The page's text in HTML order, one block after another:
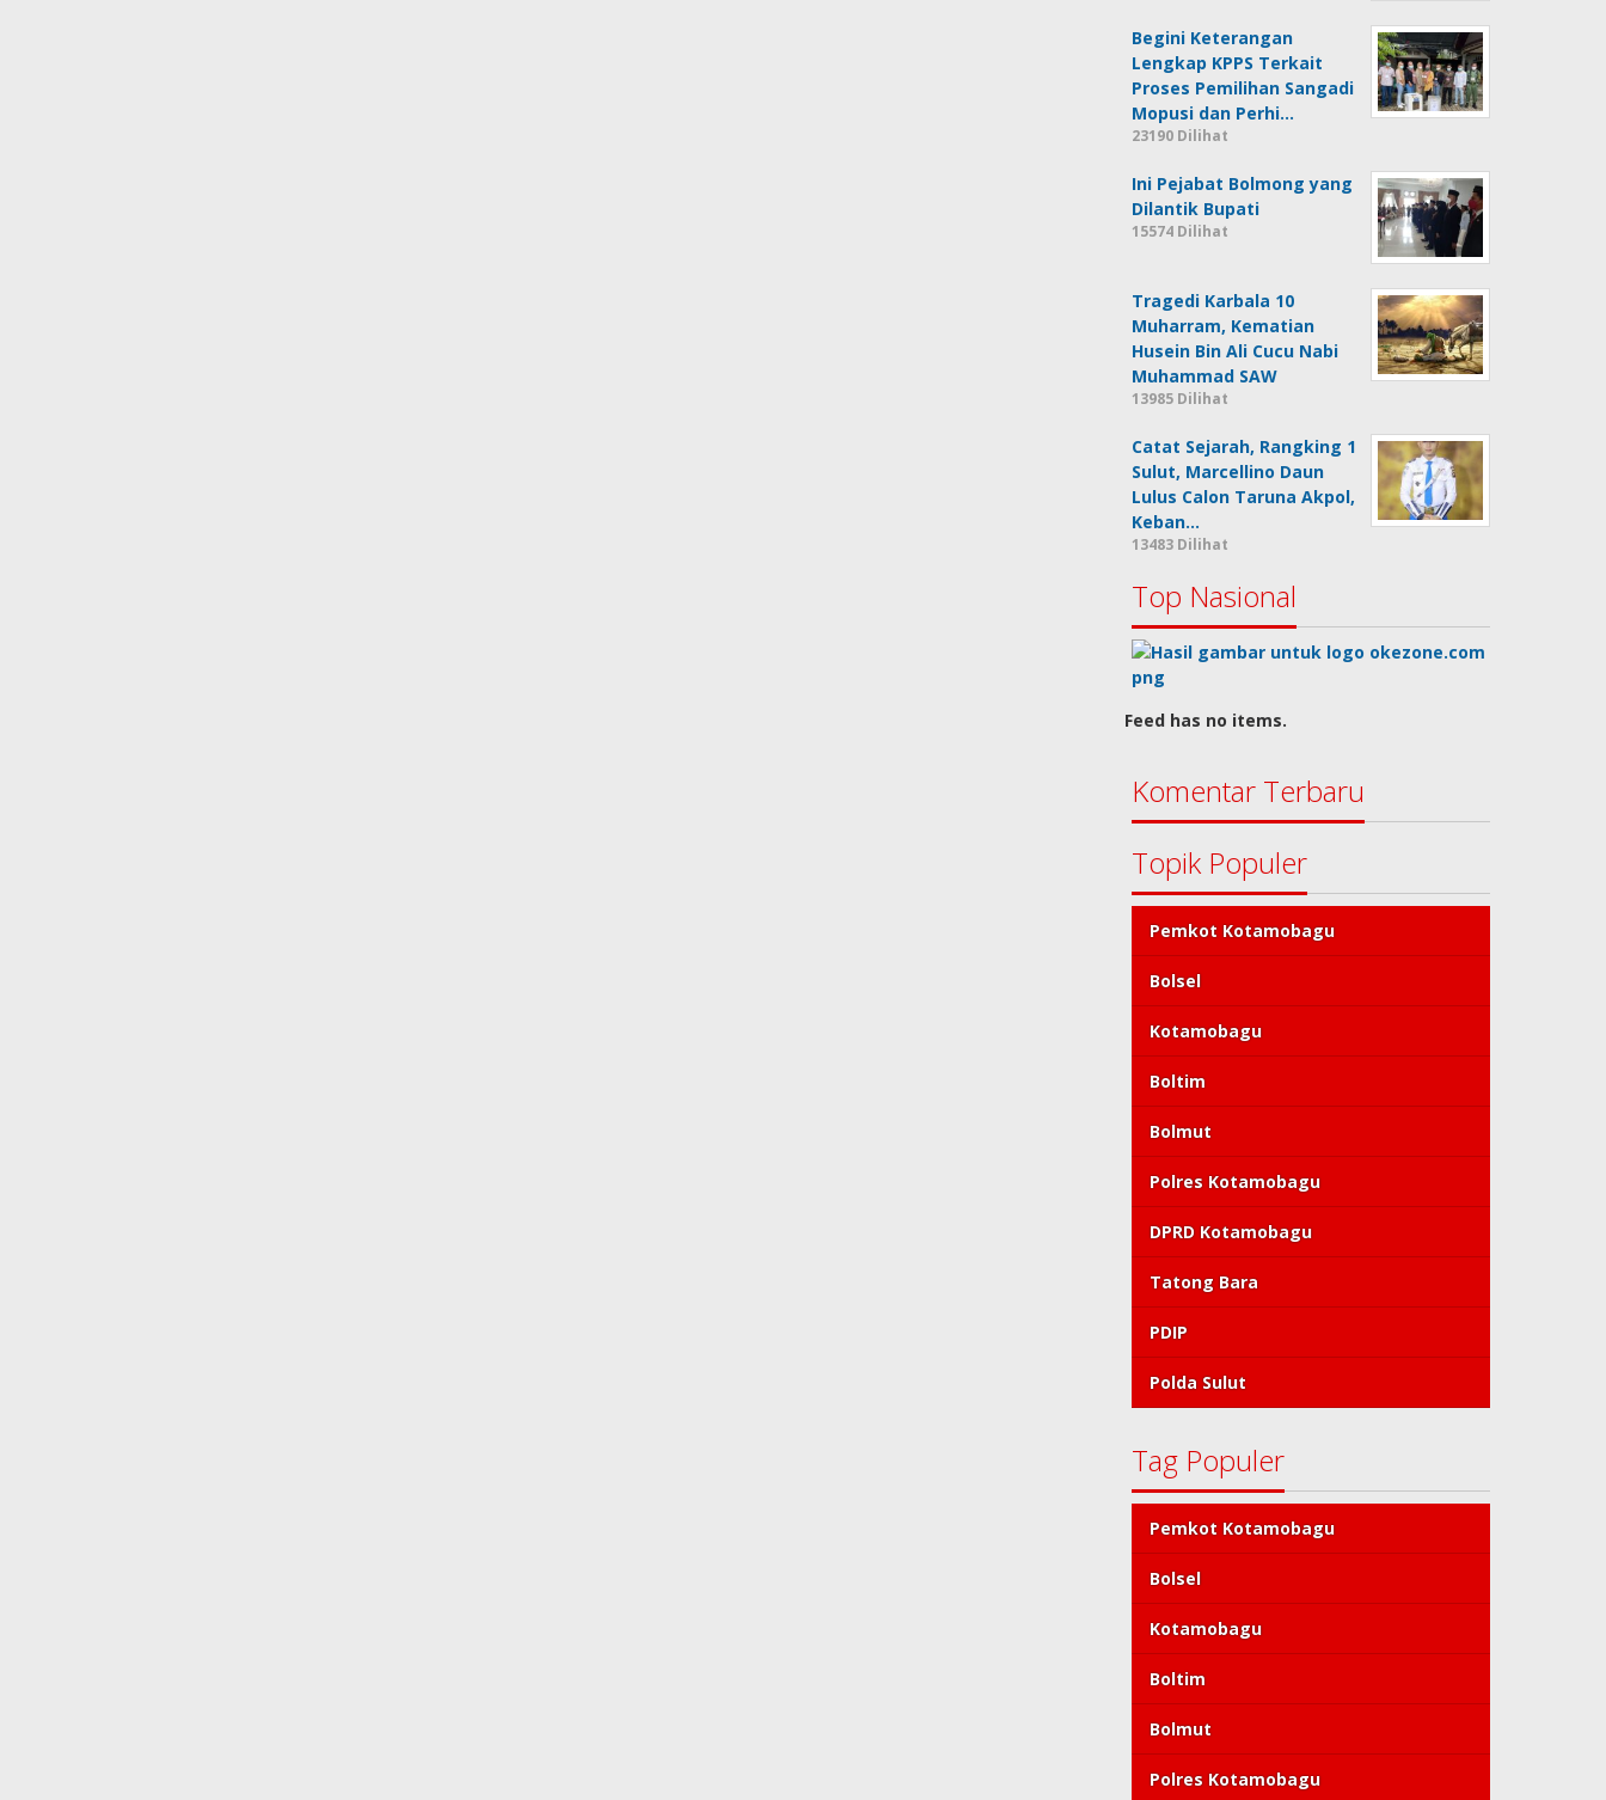
Begini Keterangan
Lengkap KPPS Terkait
Proses Pemilihan Sangadi
Mopusi dan Perhi…
23190 Dilihat
Ini Pejabat Bolmong yang
Dilantik Bupati
15574 Dilihat
Tragedi Karbala 10
Muharram, Kematian
Husein Bin Ali Cucu Nabi
Muhammad SAW
13985 Dilihat
Catat Sejarah, Rangking 1
Sulut, Marcellino Daun
Lulus Calon Taruna Akpol,
Keban…
13483 Dilihat
Top Nasional
Feed has no items.
Komentar Terbaru
Topik Populer
Pemkot Kotamobagu
Bolsel
Kotamobagu
Boltim
Bolmut
Polres Kotamobagu
DPRD Kotamobagu
Tatong Bara
PDIP
Polda Sulut
Tag Populer
Pemkot Kotamobagu
Bolsel
Kotamobagu
Boltim
Bolmut
Polres Kotamobagu